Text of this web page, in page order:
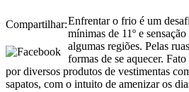
Compartilhar:Enfrentar o frio é um
mínimas de 11º e
algumas regiões. Pelas
formas de se aquecer.
por diversos produtos de vestimentas
sapatos, com o intuito de amenizar os